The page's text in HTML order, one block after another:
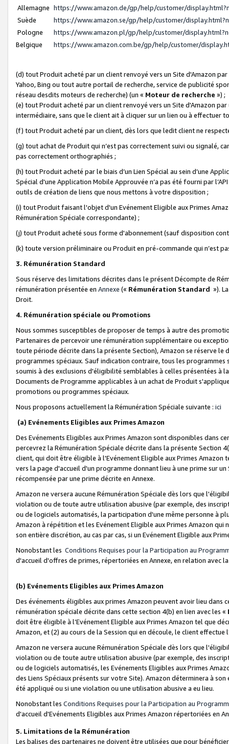
Allemagne https://www.amazon.de/gp/help/customer/
Suède
https://www.amazon.se/gp/help/customer/
Pologne
https://www.amazon.pl/gp/help/customer/
Belgique
https://www.amazon.com.be/gp/help/customer/
(d) tout Produit acheté par un client renvoyé vers un Site d'Amazon
Yahoo, Bing ou tout autre portail de recherche, service de publicité
réseau desdits moteurs de recherche) (un « Moteur de recherche ») ;
(e) tout Produit acheté par un client renvoyé vers un Site d'Amazon
intermédiaire, sans que le client ait à cliquer sur un lien ou à
(f) tout Produit acheté par un client, dès lors que ledit client ne
(g) tout achat de Produit qui n’est pas correctement suivi ou signalé,
pas correctement orthographiés ;
(h) tout Produit acheté par le biais d’un Lien Spécial au sein d’une
Spécial d'une Application Mobile Approuvée n’a pas été fourni par
outils de création de liens que nous mettons à votre disposition ;
(i) tout Produit faisant l'objet d'un Evénement Eligible aux Primes
Rémunération Spéciale correspondante) ;
(j) tout Produit acheté sous forme d'abonnement (sauf disposition
(k) toute version préliminaire ou Produit en pré-commande qui n’est
3. Rémunération Standard
Sous réserve des limitations décrites dans le présent Décompte de
rémunération présentée en Annexe (« Rémunération Standard »).
Droit.
4. Rémunération spéciale ou Promotions
Nous sommes susceptibles de proposer de temps à autre des
Partenaires de percevoir une rémunération supplémentaire ou
toute période décrite dans la présente Section), Amazon se réserve
programmes spéciaux. Sauf indication contraire, tous les
soumis à des exclusions d'éligibilité semblables à celles présentées à
Documents de Programme applicables à un achat de Produit
promotions ou programmes spéciaux.
Nous proposons actuellement la Rémunération Spéciale suivante : ici
(a) Evénements Eligibles aux Primes Amazon
Des Evénements Eligibles aux Primes Amazon sont disponibles dans
percevrez la Rémunération Spéciale décrite dans la présente Section
client, qui doit être éligible à l'Evénement Eligible aux Primes Amazon
vers la page d'accueil d'un programme donnant lieu à une prime sur
récompensée par une prime décrite en Annexe.
Amazon ne versera aucune Rémunération Spéciale dès lors que
violation ou de toute autre utilisation abusive (par exemple, des
ou de logiciels automatisés, la participation d'une même personne à
Amazon à répétition et les Evénement Eligible aux Primes Amazon qui
son entière discrétion, au cas par cas, si un Evénement Eligible aux
Nonobstant les Conditions Requises pour la Participation au
d'accueil d'offres de primes, répertoriées en Annexe, en relation avec
(b) Evénements Eligibles aux Primes Amazon
Des événements éligibles aux primes Amazon peuvent avoir lieu dans
rémunération spéciale décrite dans cette section 4(b) en lien avec les «
doit être éligible à l’Evénement Eligible aux Primes Amazon tel que
Amazon, et (2) au cours de la Session qui en découle, le client
Amazon ne versera aucune Rémunération Spéciale dès lors que
violation ou de toute autre utilisation abusive (par exemple, des
ou de logiciels automatisés, les Evénements Eligibles aux Primes
des Liens Spéciaux présents sur votre Site). Amazon déterminera à
été appliqué ou si une violation ou une utilisation abusive a eu lieu.
Nonobstant les Conditions Requises pour la Participation au
d'accueil d'Evénements Eligibles aux Primes Amazon répertoriées en
5. Limitations de la Rémunération
Les balises des partenaires ne doivent être utilisées que pour